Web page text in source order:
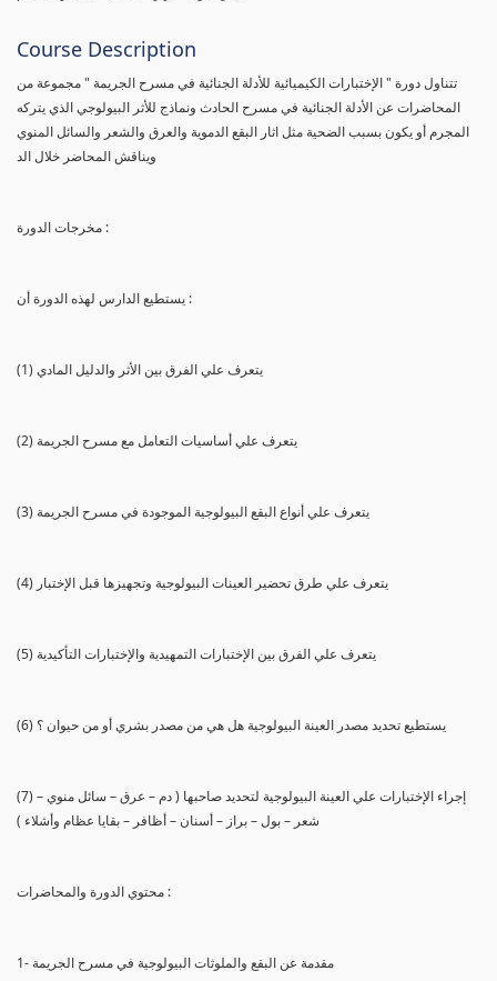
Course Description
تتناول دورة " الإختبارات الكيميائية للأدلة الجنائية في مسرح الجريمة " مجموعة من
المحاضرات عن الأدلة الجنائية في مسرح الحادث ونماذج للأثر البيولوجي الذي يتركه
المجرم أو يكون بسبب الضحية مثل اثار البقع الدموية والعرق والشعر والسائل المنوي
ويناقش المحاضر خلال الد
مخرجات الدورة :
يستطيع الدارس لهذه الدورة أن :
(1) يتعرف علي الفرق بين الأثر والدليل المادي
(2) يتعرف علي أساسيات التعامل مع مسرح الجريمة
(3) يتعرف علي أنواع البقع البيولوجية الموجودة في مسرح الجريمة
(4) يتعرف علي طرق تحضير العينات البيولوجية وتجهيزها قبل الإختبار
(5) يتعرف علي الفرق بين الإختبارات التمهيدية والإختبارات التأكيدية
(6) يستطيع تحديد مصدر العينة البيولوجية هل هي من مصدر بشري أو من حيوان ؟
(7) إجراء الإختبارات علي العينة البيولوجية لتحديد صاحبها ( دم – عرق – سائل منوي –
شعر – بول – براز – أسنان – أظافر – بقايا عظام وأشلاء )
محتوي الدورة والمحاضرات :
1- مقدمة عن البقع والملوثات البيولوجية في مسرح الجريمة